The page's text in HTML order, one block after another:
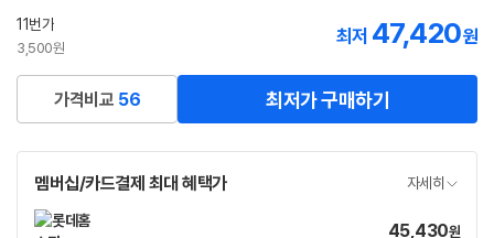
11번가
3,500원
최저 47,420원
가격비교 56 최저가 구매하기
멤버십/카드결제 최대 혜택가 자세히
가
45,430원